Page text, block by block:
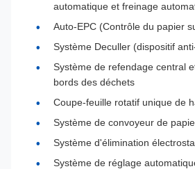
automatique et freinage
Auto-EPC (Contrôle du papier
Système Deculler (dispositif
Système de refendage central
bords des déchets
Coupe-feuille rotatif unique de
Système de convoyeur de
Système d'élimination
Système de réglage